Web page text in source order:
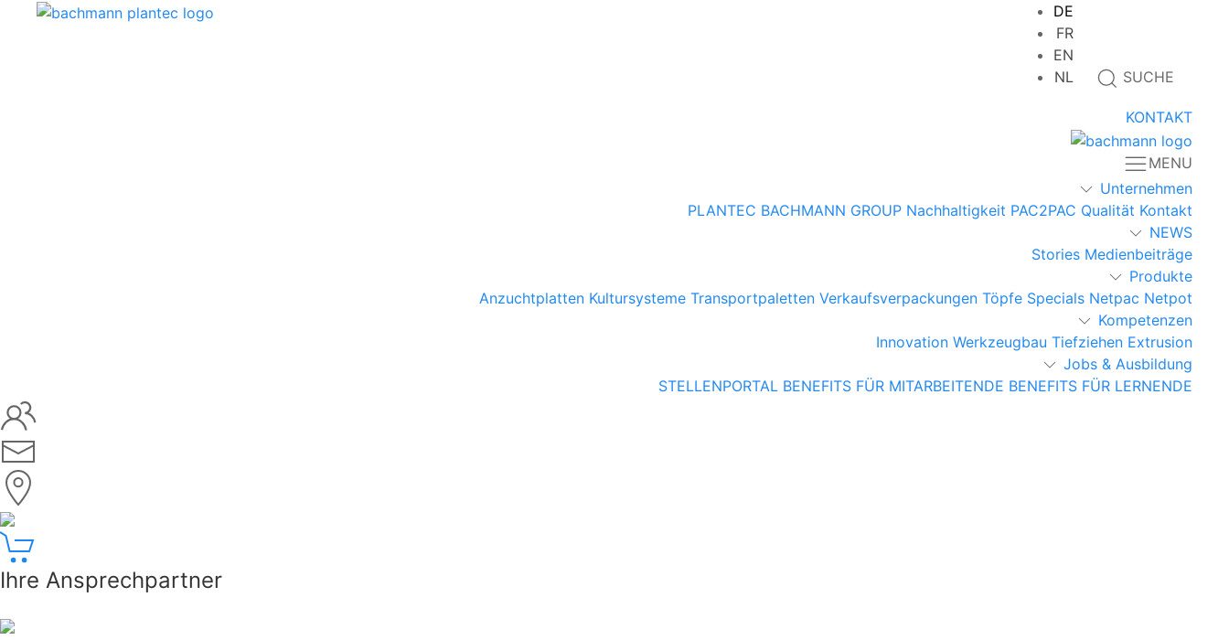
DE
FR
EN
NL
SUCHE
KONTAKT
MENU
Unternehmen
PLANTEC BACHMANN GROUP Nachhaltigkeit PAC2PAC Qualität Kontakt
NEWS
Stories Medienbeiträge
Produkte
Anzuchtplatten Kultursysteme Transportpaletten Verkaufsverpackungen Töpfe Specials Netpac Netpot
Kompetenzen
Innovation Werkzeugbau Tiefziehen Extrusion
Jobs & Ausbildung
STELLENPORTAL BENEFITS FÜR MITARBEITENDE BENEFITS FÜR LERNENDE
Ihre Ansprechpartner